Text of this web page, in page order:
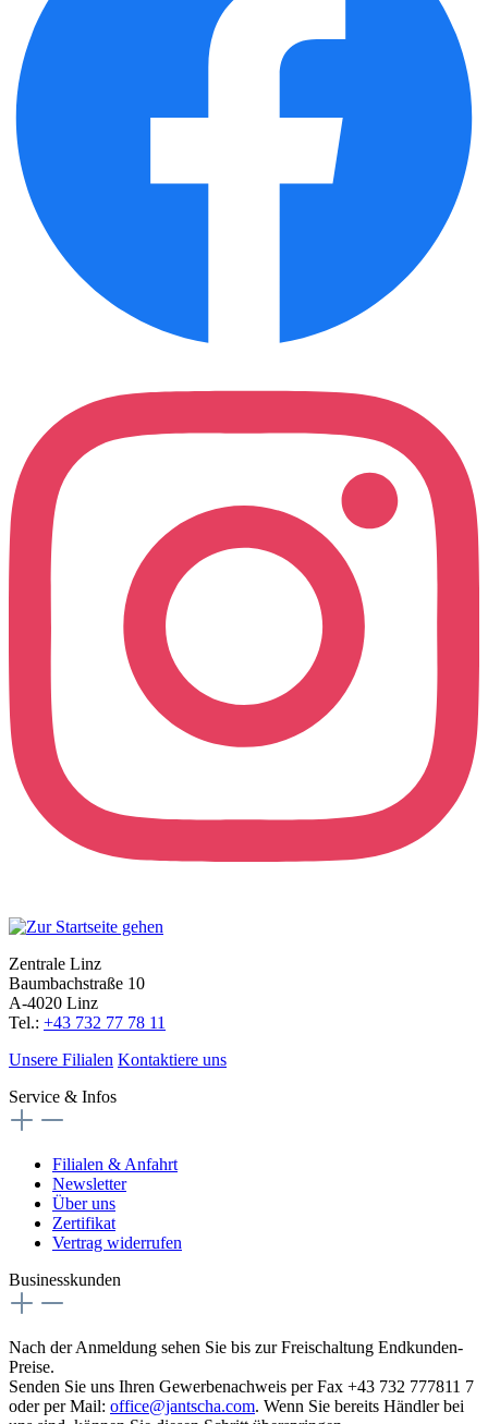
Zentrale Linz
Baumbachstraße 10
A-4020 Linz
Tel.: +43 732 77 78 11
Unsere Filialen Kontaktiere uns
Service & Infos
Filialen & Anfahrt
Newsletter
Über uns
Zertifikat
Vertrag widerrufen
Businesskunden
Nach der Anmeldung sehen Sie bis zur Freischaltung Endkunden-
Preise.
Senden Sie uns Ihren Gewerbenachweis per Fax +43 732 777811 7
oder per Mail: office@jantscha.com. Wenn Sie bereits Händler bei